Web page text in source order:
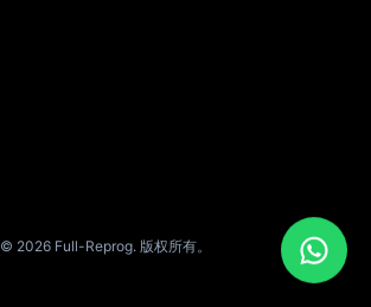
© 2026 Full-Reprog. 版权所有。